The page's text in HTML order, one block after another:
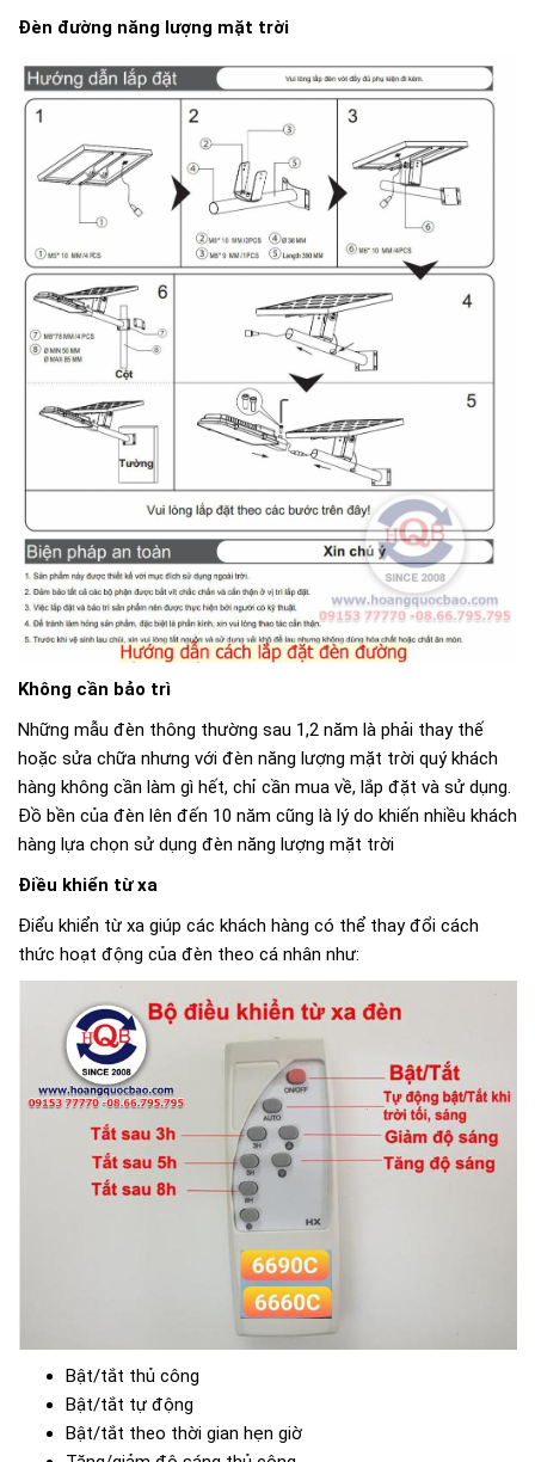
Đèn đường năng lượng mặt trời
Không cần bảo trì
Những mẫu đèn thông thường sau 1,2 năm là phải thay thế
hoặc sửa chữa nhưng với đèn năng lượng mặt trời quý khách
hàng không cần làm gì hết, chỉ cần mua về, lắp đặt và sử dụng.
Đồ bền của đèn lên đến 10 năm cũng là lý do khiến nhiều khách
hàng lựa chọn sử dụng đèn năng lượng mặt trời
Điều khiển từ xa
Điểu khiển từ xa giúp các khách hàng có thể thay đổi cách
thức hoạt động của đèn theo cá nhân như:
Bật/tắt thủ công
Bật/tắt tự động
Bật/tắt theo thời gian hẹn giờ